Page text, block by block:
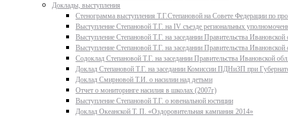
Доклады, выступления
Стенограмма выступления Т.Г.Степановой на Совете Федерации по
Выступление Степановой Т.Г. на IV съезде региональных
Выступление Степановой Т.Г. на заседании Правительства
Выступление Степановой Т.Г. на заседании Правительства
Содоклад Степановой Т.Г. на заседании Правительства Ивановской
Доклад Степановой Т.Г. на заседании Комиссии ПДНиЗП при
Доклад Смирновой Т.И. о насилии над детьми
Отчет о мониторинге насилия в школах (2007г)
Выступление Степановой Т.Г. о ювенальной юстиции
Доклад Океанской Т. П. «Оздоровительная кампания 2014»